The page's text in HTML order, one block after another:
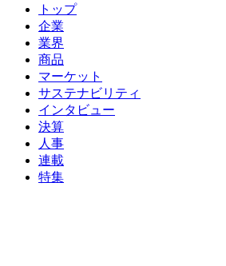
トップ
企業
業界
商品
マーケット
サステナビリティ
インタビュー
決算
人事
連載
特集